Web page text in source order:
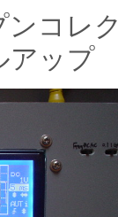
ンコレ
アップ